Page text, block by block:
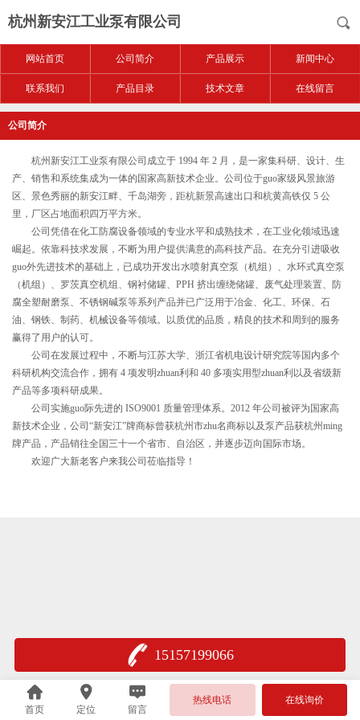
杭州新安江工业泵有限公司
网站首页 公司简介 产品展示 新闻中心
联系我们 产品目录 技术文章 在线留言
公司简介
杭州新安江工业泵有限公司成立于 1994 年 2 月，是一家集科研、设计、生
产、销售和系统集成为一体的国家高新技术企业。公司位于guo家级风景旅游
区、景色秀丽的新安江畔、千岛湖旁，距杭新景高速出口和杭黄高铁仅 5 公
里，厂区占地面积四万平方米。
公司凭借在化工防腐设备领域的专业水平和成熟技术，在工业化领域迅速
崛起。依靠科技求发展，不断为用户提供满意的高科技产品。在充分引进吸收
guo外先进技术的基础上，已成功开发出水喷射真空泵（机组）、水环式真空泵
（机组）、罗茨真空机组、钢衬储罐、PPH 挤出缠绕储罐、废气处理装置、防
腐全塑耐磨泵、不锈钢碱泵等系列产品并已广泛用于冶金、化工、环保、石
油、钢铁、制药、机械设备等领域。以质优的品质，精良的技术和周到的服务
赢得了用户的认可。
公司在发展过程中，不断与江苏大学、浙江省机电设计研究院等国内多个
科研机构交流合作，拥有 4 项发明zhuan利和 40 多项实用型zhuan利以及省级新
产品等多项科研成果。
公司实施guo际先进的 ISO9001 质量管理体系。2012 年公司被评为国家高
新技术企业，公司“新安江”牌商标曾获杭州市zhu名商标以及泵产品获杭州ming
牌产品，产品销往全国三十一个省市、自治区，并逐步迈向国际市场。
欢迎广大新老客户来我公司莅临指导！
15157199066
首页 定位 留言
热线电话 在线询价